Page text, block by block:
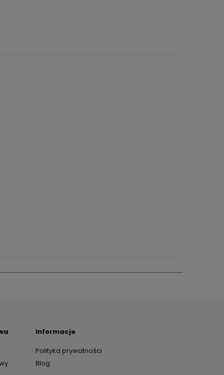
Informacje
Polityka prywatności
Blog